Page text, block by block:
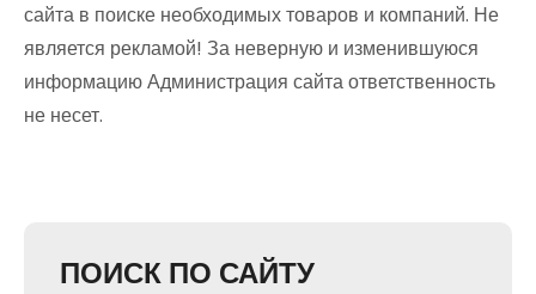
сайта в поиске необходимых товаров и компаний. Не
является рекламой! За неверную и изменившуюся
информацию Администрация сайта ответственность
не несет.
ПОИСК ПО САЙТУ